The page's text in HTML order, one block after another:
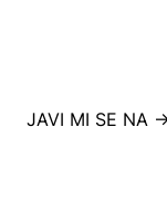
JAVI MI SE NA